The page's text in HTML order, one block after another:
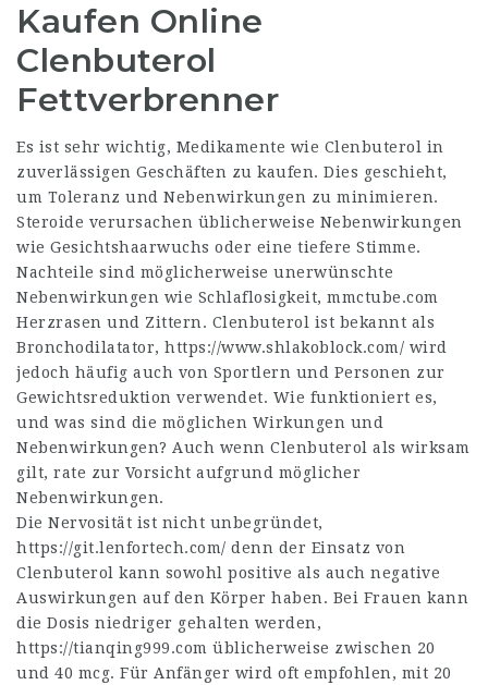
Kaufen Online
Clenbuterol
Fettverbrenner
Es ist sehr wichtig, Medikamente wie Clenbuterol in
zuverlässigen Geschäften zu kaufen. Dies geschieht,
um Toleranz und Nebenwirkungen zu minimieren.
Steroide verursachen üblicherweise Nebenwirkungen
wie Gesichtshaarwuchs oder eine tiefere Stimme.
Nachteile sind möglicherweise unerwünschte
Nebenwirkungen wie Schlaflosigkeit, mmctube.com
Herzrasen und Zittern. Clenbuterol ist bekannt als
Bronchodilatator, https://www.shlakoblock.com/ wird
jedoch häufig auch von Sportlern und Personen zur
Gewichtsreduktion verwendet. Wie funktioniert es,
und was sind die möglichen Wirkungen und
Nebenwirkungen? Auch wenn Clenbuterol als wirksam
gilt, rate zur Vorsicht aufgrund möglicher
Nebenwirkungen.
Die Nervosität ist nicht unbegründet,
https://git.lenfortech.com/ denn der Einsatz von
Clenbuterol kann sowohl positive als auch negative
Auswirkungen auf den Körper haben. Bei Frauen kann
die Dosis niedriger gehalten werden,
https://tianqing999.com üblicherweise zwischen 20
und 40 mcg. Für Anfänger wird oft empfohlen, mit 20